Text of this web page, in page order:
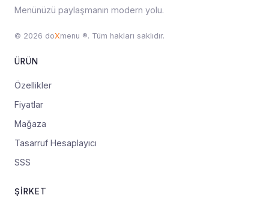
Menünüzü paylaşmanın modern yolu.
© 2026 doXmenu ®. Tüm hakları saklıdır.
ÜRÜN
Özellikler
Fiyatlar
Mağaza
Tasarruf Hesaplayıcı
SSS
ŞIRKET